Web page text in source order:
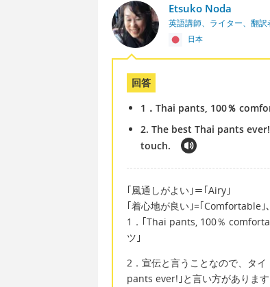
Etsuko Noda
英語講師、ライター、翻訳
日本
回答
1．Thai pants, 100％
2. The best Thai pants
touch.
｢風通しがよい｣＝｢Airy｣
｢着心地が良い｣=｢Comfortable
1．｢Thai pants, 100％
ツ｣
2．宣伝と言うことなので、タ
pants ever!｣と言い方があります